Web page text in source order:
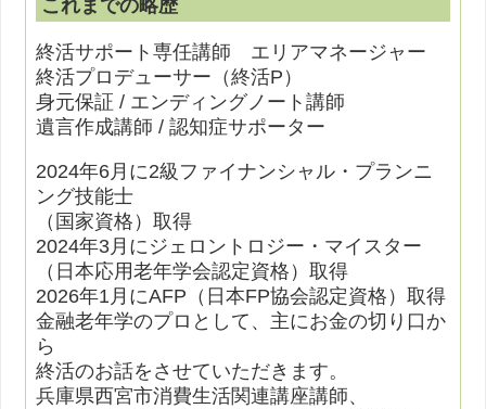
これまでの略歴
終活サポート専任講師 エリアマネージャー
終活プロデューサー（終活P）
身元保証 / エンディングノート講師
遺言作成講師 / 認知症サポーター
2024年6月に2級ファイナンシャル・プランニ
ング技能士
（国家資格）取得
2024年3月にジェロントロジー・マイスター
（日本応用老年学会認定資格）取得
2026年1月にAFP（日本FP協会認定資格）取得
金融老年学のプロとして、主にお金の切り口か
ら
終活のお話をさせていただきます。
兵庫県西宮市消費生活関連講座講師、